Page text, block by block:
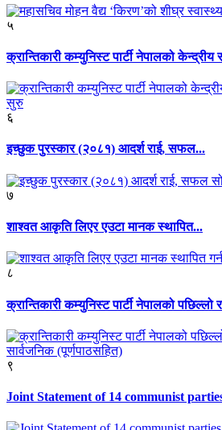
५
क्रान्तिकारी कम्युनिस्ट पार्टी नेपालको केन्द्रीय
६
इच्छुक पुरस्कार (२०८१) आदर्श राई, सफल...
७
शाश्वत आकृति लिएर एउटा मानक स्थापित...
८
क्रान्तिकारी कम्युनिस्ट पार्टी नेपालको पछिल्लो
९
Joint Statement of 14 communist